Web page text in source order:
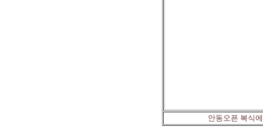
안동오픈 복식